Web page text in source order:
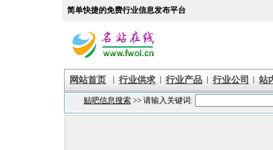
简单快捷的免费行业信息发布平台
网站首页 | 行业供求 | 行业产品 | 行业公司 | 站